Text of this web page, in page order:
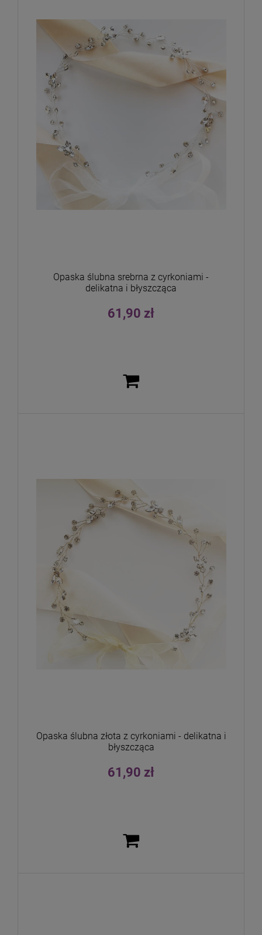
Opaska ślubna srebrna z cyrkoniami -
delikatna i błyszcząca
61,90 zł
Opaska ślubna złota z cyrkoniami - delikatna i
błyszcząca
61,90 zł